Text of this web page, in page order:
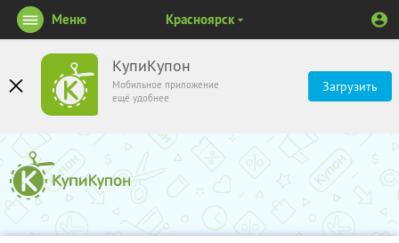
КупиКупон
Мобильное приложение
ещё удобнее
Загрузить
Меню Красноярск